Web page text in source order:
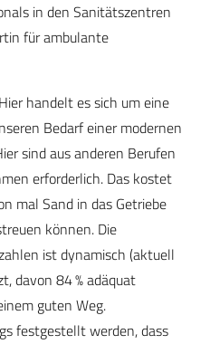
in den Sanitätszentren
für ambulante
Hier handelt es sich um eine
Bedarf einer modernen
sind aus anderen Berufen
erforderlich. Das kostet
mal Sand in das Getriebe
können. Die
ist dynamisch (aktuell
davon 84 % adäquat
guten Weg.
festgestellt werden, dass